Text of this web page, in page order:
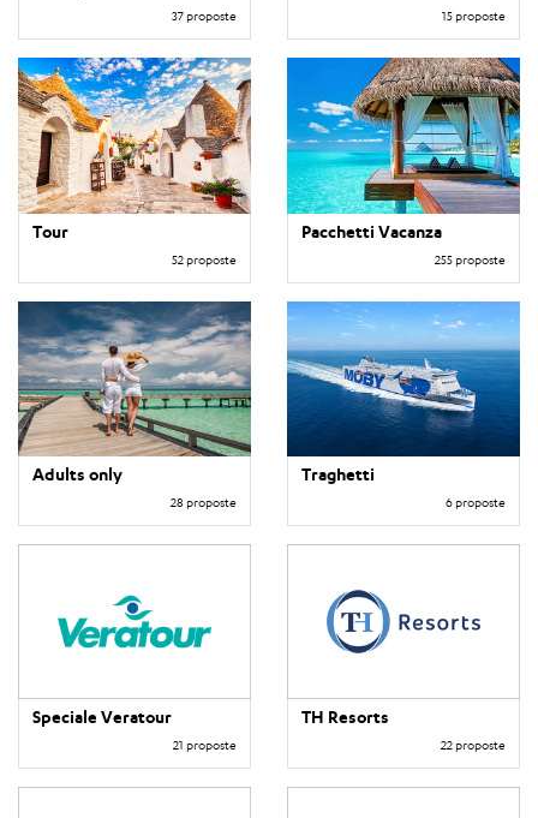
37 proposte 15 proposte
Tour
52 proposte
Pacchetti Vacanza
255 proposte
Adults only
28 proposte
Traghetti
6 proposte
Speciale Veratour
21 proposte
TH Resorts
22 proposte